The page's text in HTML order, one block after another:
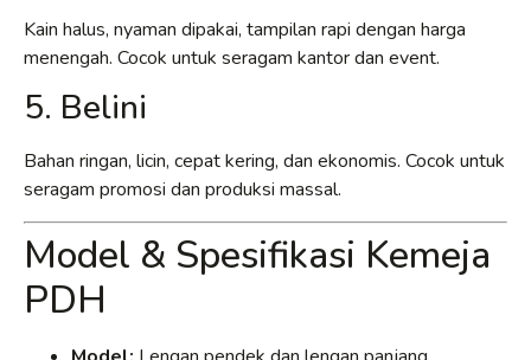
Kain halus, nyaman dipakai, tampilan rapi dengan harga
menengah. Cocok untuk seragam kantor dan event.
5. Belini
Bahan ringan, licin, cepat kering, dan ekonomis. Cocok untuk
seragam promosi dan produksi massal.
Model & Spesifikasi Kemeja
PDH